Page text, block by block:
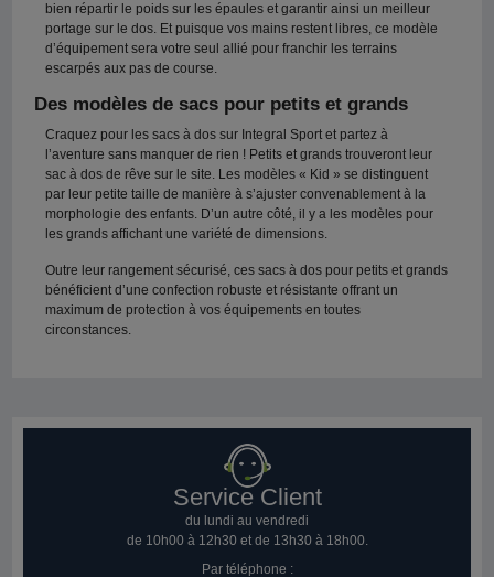
bien répartir le poids sur les épaules et garantir ainsi un meilleur
portage sur le dos. Et puisque vos mains restent libres, ce modèle
d’équipement sera votre seul allié pour franchir les terrains
escarpés aux pas de course.
Des modèles de sacs pour petits et grands
Craquez pour les sacs à dos sur Integral Sport et partez à
l’aventure sans manquer de rien ! Petits et grands trouveront leur
sac à dos de rêve sur le site. Les modèles « Kid » se distinguent
par leur petite taille de manière à s’ajuster convenablement à la
morphologie des enfants. D’un autre côté, il y a les modèles pour
les grands affichant une variété de dimensions.
Outre leur rangement sécurisé, ces sacs à dos pour petits et grands
bénéficient d’une confection robuste et résistante offrant un
maximum de protection à vos équipements en toutes
circonstances.
Service Client
du lundi au vendredi
de 10h00 à 12h30 et de 13h30 à 18h00.
Par téléphone :